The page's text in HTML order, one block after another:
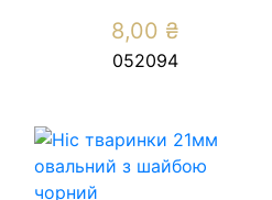
8,00 ₴
052094